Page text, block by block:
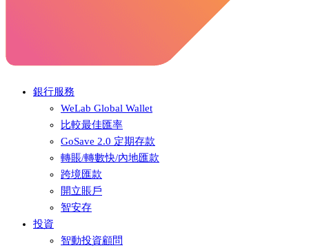
銀行服務
WeLab Global Wallet
比較最佳匯率
GoSave 2.0 定期存款
轉賬/轉數快/內地匯款
跨境匯款
開立賬戶
智安存
投資
智動投資顧問